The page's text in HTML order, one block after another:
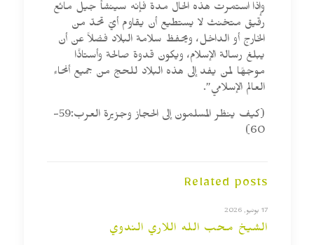
وإذا استمرت هذه الحال مدة فإنه سينشأ جيل مائع
رقيق متخنث لا يستطيع أن يقاوم أيّ تحدّ من
الخارج أو الداخل، ويحفظ سلامة البلاد فضلاً عن أن
يبلغ رسالة الإسلام، ويكون قدوة صالحة وأستاذًا
موجهًا لمن يفد إلى هذه البلاد للحج من جميع أنحاء
العالم الإسلامي”.
(كيف ينظر المسلمون إلى الحجاز وجزيرة العرب:59-
60)
Related posts
17 يونيو, 2026
الشيخ محب الله اللاري الندوي